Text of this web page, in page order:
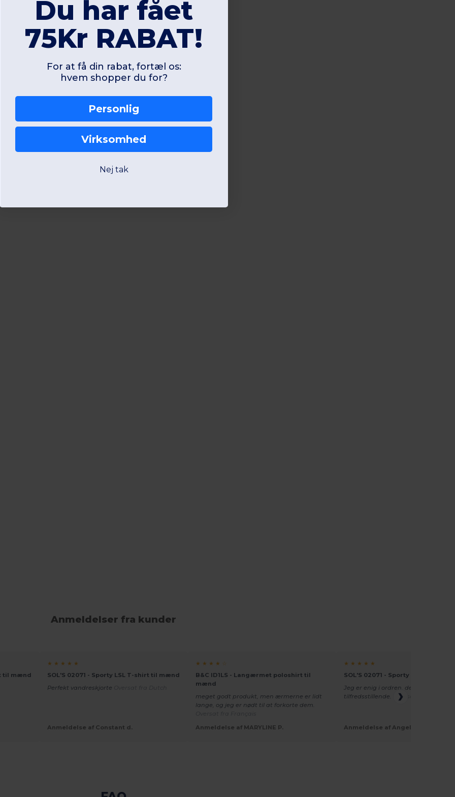
Anmeldelser fra kunder
til mænd
★ ★ ★ ★ ★
SOL'S 02071 - Sporty LSL T-shirt til mænd
Perfekt vandreskjorte
Anmeldelse af Constant d.
★ ★ ★ ★ ☆
B&C ID1LS - Langærmet poloshirt til
mænd
meget godt produkt, men ærmerne er lidt
lange, og jeg er nødt til at forkorte dem.
Anmeldelse af MARYLINE P.
★ ★ ★ ★ ★
SOL'S 02071 - Sporty LSL T-shirt
Jeg er enig i ordren, den var helt
tilfredsstillende.
Oversat fra Español
Anmeldelse af Angel
Du har fået
75Kr RABAT!
For at få din rabat, fortæl os:
hvem shopper du for?
Personlig
Virksomhed
Nej tak